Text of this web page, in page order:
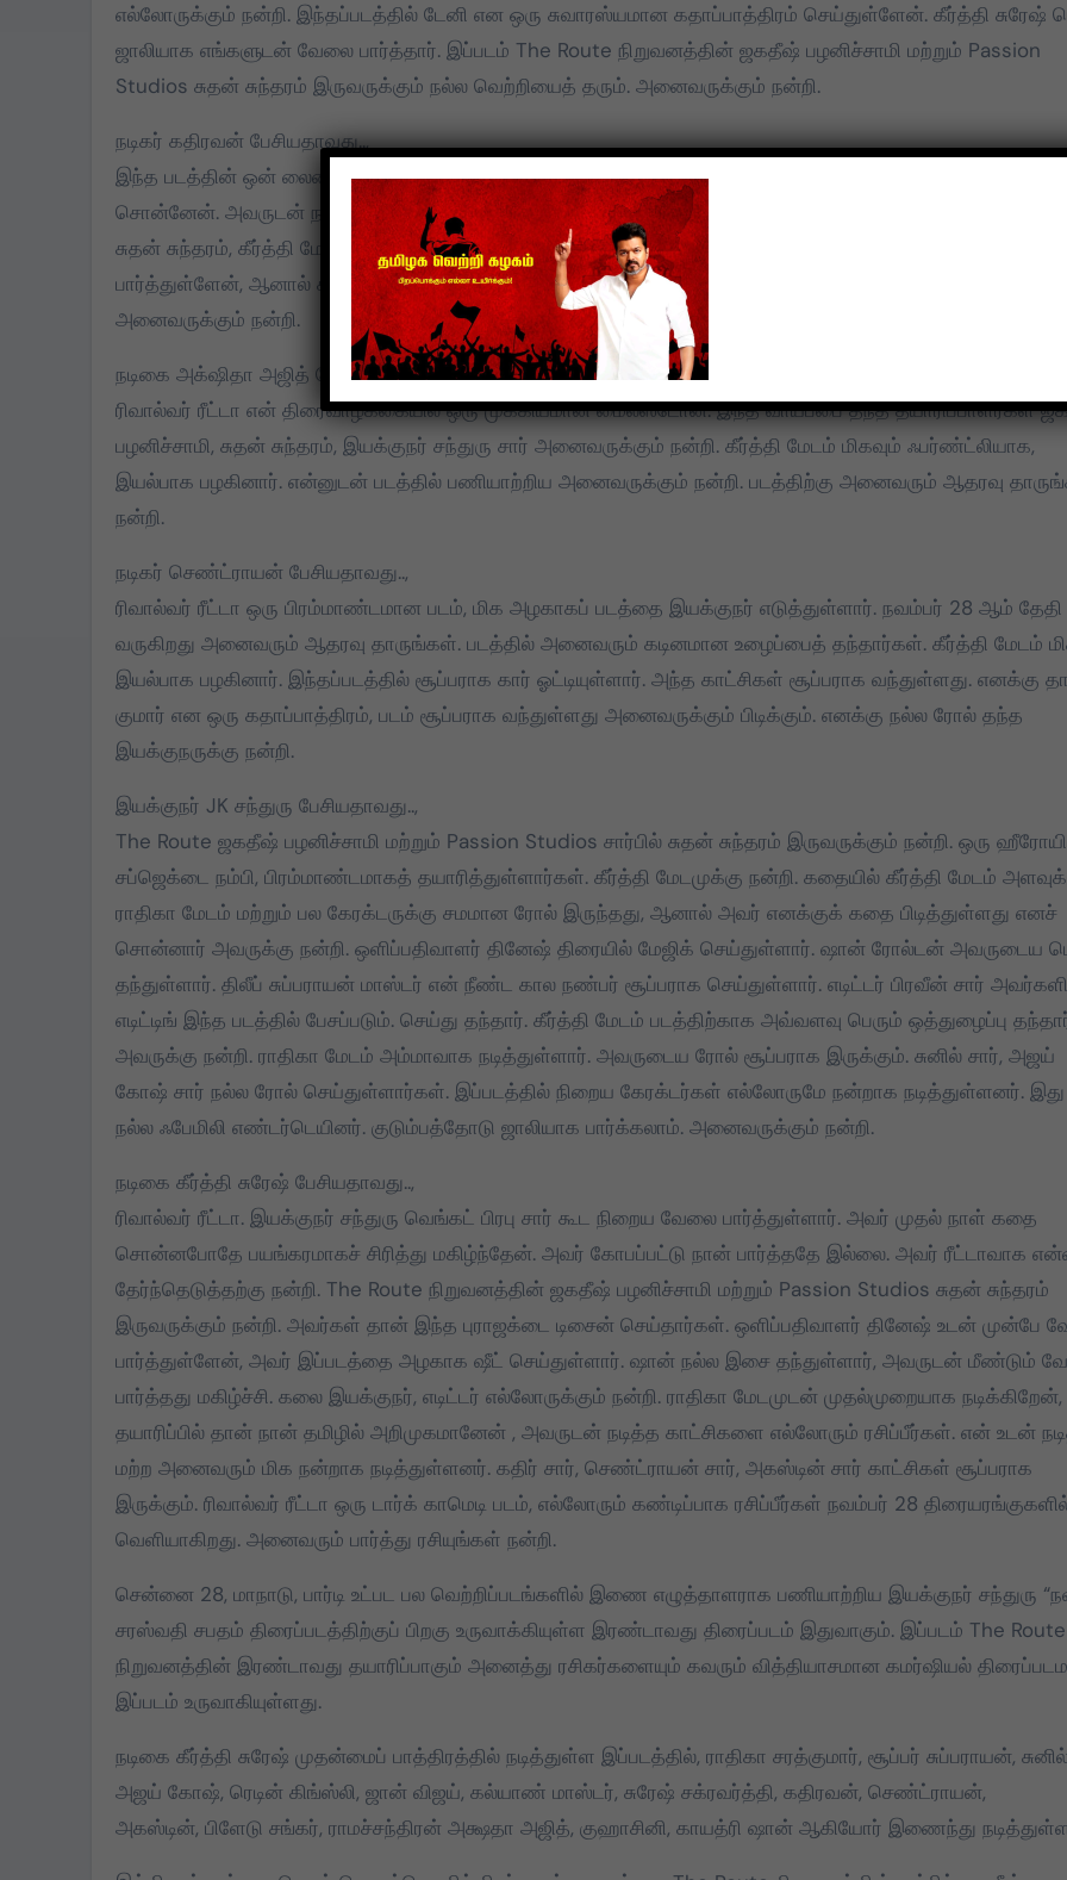
எல்லோருக்கும் நன்றி. இந்தப்படத்தில் டேனி என ஒரு சுவாரஸ்யமான கதாப்பாத்திரம் செய்துள்ளேன். கீர்த்தி சுரேஷ்
ஜாலியாக எங்களுடன் வேலை பார்த்தார். இப்படம் The Route நிறுவனத்தின் ஜகதீஷ் பழனிச்சாமி மற்றும் Passion
Studios சுதன் சுந்தரம் இருவருக்கும் நல்ல வெற்றியைத் தரும். அனைவருக்கும் நன்றி.
நடிகர் கதிரவன் பேசியதாவது..,
இந்த படத்தின் ஒன் லைனை சந்துரு சார் சொன்ன போதே, இந்தக்கதை எப்படிச் செய்தாலும் வெற்றி பெறும் எனச்
சொன்னேன். அவருடன் நான் நிறைய வேலைபார்த்துள்ளேன். இப்படத்தின் ஜகதீஷ் பழனிச்சாமி மற்றும் Passion
சுதன் சுந்தரம், கீர்த்தி மேடம், சந்துரு அனைவருக்கும் நன்றி. நான் என் திரை வாழ்க்கையில் நிறைய பேரைப்
பார்த்துள்ளேன், ஆனால் கீர்த்தி மேடம் நிறைய ஸ்பேஸ் தந்தார். இந்தப்படம் ஒரு ரோலர்கோஸ்டர் ரைட் மாதிரி இருக்கும்.
அனைவருக்கும் நன்றி.
நடிகை அக்‌ஷிதா அஜித் பேசியதாவது..,
ரிவால்வர் ரீட்டா என் திரைவாழ்க்கையில் ஒரு முக்கியமான மைல்ஸ்டோன். இந்த வாய்ப்பை தந்த தயாரிப்பாளர்கள்
பழனிச்சாமி, சுதன் சுந்தரம், இயக்குநர் சந்துரு சார் அனைவருக்கும் நன்றி. கீர்த்தி மேடம் மிகவும் ஃபர்ண்ட்லியாக,
இயல்பாக பழகினார். என்னுடன் படத்தில் பணியாற்றிய அனைவருக்கும் நன்றி. படத்திற்கு அனைவரும் ஆதரவு
நன்றி.
நடிகர் செண்ட்ராயன் பேசியதாவது..,
ரிவால்வர் ரீட்டா ஒரு பிரம்மாண்டமான படம், மிக அழகாகப் படத்தை இயக்குநர் எடுத்துள்ளார். நவம்பர் 28 ஆம் தேதி
வருகிறது அனைவரும் ஆதரவு தாருங்கள். படத்தில் அனைவரும் கடினமான உழைப்பைத் தந்தார்கள். கீர்த்தி மேடம்
இயல்பாக பழகினார். இந்தப்படத்தில் சூப்பராக கார் ஓட்டியுள்ளார். அந்த காட்சிகள் சூப்பராக வந்துள்ளது. எனக்கு தா
குமார் என ஒரு கதாப்பாத்திரம், படம் சூப்பராக வந்துள்ளது அனைவருக்கும் பிடிக்கும். எனக்கு நல்ல ரோல் தந்த
இயக்குநருக்கு நன்றி.
இயக்குநர் JK சந்துரு பேசியதாவது..,
The Route ஜகதீஷ் பழனிச்சாமி மற்றும் Passion Studios சார்பில் சுதன் சுந்தரம் இருவருக்கும் நன்றி. ஒரு
சப்ஜெக்டை நம்பி, பிரம்மாண்டமாகத் தயாரித்துள்ளார்கள். கீர்த்தி மேடமுக்கு நன்றி. கதையில் கீர்த்தி மேடம்
ராதிகா மேடம் மற்றும் பல கேரக்டருக்கு சமமான ரோல் இருந்தது, ஆனால் அவர் எனக்குக் கதை பிடித்துள்ளது எனச்
சொன்னார் அவருக்கு நன்றி. ஒளிப்பதிவாளர் தினேஷ் திரையில் மேஜிக் செய்துள்ளார். ஷான் ரோல்டன் அவருடைய
தந்துள்ளார். திலீப் சுப்பராயன் மாஸ்டர் என் நீண்ட கால நண்பர் சூப்பராக செய்துள்ளார். எடிட்டர் பிரவீன் சார்
எடிட்டிங் இந்த படத்தில் பேசப்படும். செய்து தந்தார். கீர்த்தி மேடம் படத்திற்காக அவ்வளவு பெரும் ஒத்துழைப்பு
அவருக்கு நன்றி. ராதிகா மேடம் அம்மாவாக நடித்துள்ளார். அவருடைய ரோல் சூப்பராக இருக்கும். சுனில் சார், அஜய்
கோஷ் சார் நல்ல ரோல் செய்துள்ளார்கள். இப்படத்தில் நிறைய கேரக்டர்கள் எல்லோருமே நன்றாக நடித்துள்ளனர். இது
நல்ல ஃபேமிலி எண்டர்டெயினர். குடும்பத்தோடு ஜாலியாக பார்க்கலாம். அனைவருக்கும் நன்றி.
நடிகை கீர்த்தி சுரேஷ் பேசியதாவது..,
ரிவால்வர் ரீட்டா. இயக்குநர் சந்துரு வெங்கட் பிரபு சார் கூட நிறைய வேலை பார்த்துள்ளார். அவர் முதல் நாள் கதை
சொன்னபோதே பயங்கரமாகச் சிரித்து மகிழ்ந்தேன். அவர் கோபப்பட்டு நான் பார்த்ததே இல்லை. அவர் ரீட்டாவாக
தேர்ந்தெடுத்தற்கு நன்றி. The Route நிறுவனத்தின் ஜகதீஷ் பழனிச்சாமி மற்றும் Passion Studios சுதன் சுந்தரம்
இருவருக்கும் நன்றி. அவர்கள் தான் இந்த புராஜக்டை டிசைன் செய்தார்கள். ஒளிப்பதிவாளர் தினேஷ் உடன் முன்பே
பார்த்துள்ளேன், அவர் இப்படத்தை அழகாக ஷீட் செய்துள்ளார். ஷான் நல்ல இசை தந்துள்ளார், அவருடன் மீண்டும்
பார்த்தது மகிழ்ச்சி. கலை இயக்குநர், எடிட்டர் எல்லோருக்கும் நன்றி. ராதிகா மேடமுடன் முதல்முறையாக
தயாரிப்பில் தான் நான் தமிழில் அறிமுகமானேன் , அவருடன் நடித்த காட்சிகளை எல்லோரும் ரசிப்பீர்கள். என் உடன்
மற்ற அனைவரும் மிக நன்றாக நடித்துள்ளனர். கதிர் சார், செண்ட்ராயன் சார், அகஸ்டின் சார் காட்சிகள் சூப்பராக
இருக்கும். ரிவால்வர் ரீட்டா ஒரு டார்க் காமெடி படம், எல்லோரும் கண்டிப்பாக ரசிப்பீர்கள் நவம்பர் 28
வெளியாகிறது. அனைவரும் பார்த்து ரசியுங்கள் நன்றி.
சென்னை 28, மாநாடு, பார்டி உட்பட பல வெற்றிப்படங்களில் இணை எழுத்தாளராக பணியாற்றிய இயக்குநர் சந்துரு
சரஸ்வதி சபதம் திரைப்படத்திற்குப் பிறகு உருவாக்கியுள்ள இரண்டாவது திரைப்படம் இதுவாகும். இப்படம் The Route
நிறுவனத்தின் இரண்டாவது தயாரிப்பாகும் அனைத்து ரசிகர்களையும் கவரும் வித்தியாசமான கமர்ஷியல்
இப்படம் உருவாகியுள்ளது.
நடிகை கீர்த்தி சுரேஷ் முதன்மைப் பாத்திரத்தில் நடித்துள்ள இப்படத்தில், ராதிகா சரத்குமார், சூப்பர் சுப்பராயன்,
அஜய் கோஷ், ரெடின் கிங்ஸ்லி, ஜான் விஜய், கல்யாண் மாஸ்டர், சுரேஷ் சக்ரவர்த்தி, கதிரவன், செண்ட்ராயன்,
அகஸ்டின், பிளேடு சங்கர், ராமச்சந்திரன் அக்ஷதா அஜித், குஹாசினி, காயத்ரி ஷான் ஆகியோர் இணைந்து